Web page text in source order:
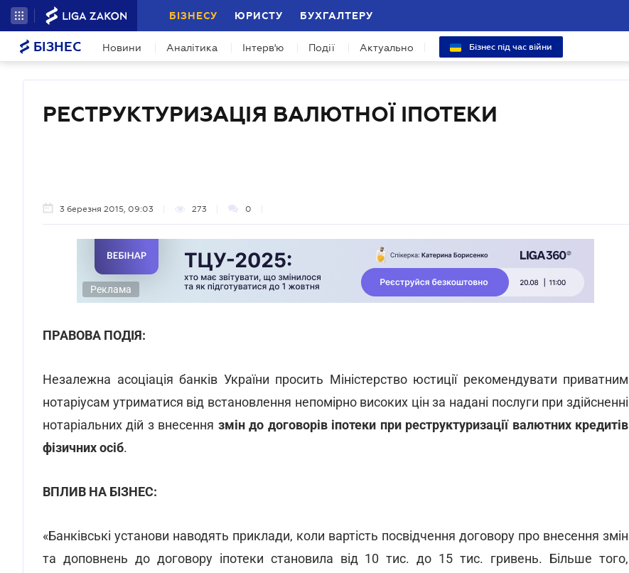
БІЗНЕСУ ЮРИСТУ БУХГАЛТЕРУ
БІЗНЕС Новини Аналітика Інтерв'ю Події Актуально Бізнес під час війни
РЕСТРУКТУРИЗАЦІЯ ВАЛЮТНОЇ ІПОТЕКИ
3 березня 2015, 09:03 273 0
Реклама
ПРАВОВА ПОДІЯ:
Незалежна асоціація банків України просить Міністерство юстиції рекомендувати приватним
нотаріусам утриматися від встановлення непомірно високих цін за надані послуги при здійсненні
нотаріальних дій з внесення змін до договорів іпотеки при реструктуризації валютних кредитів
фізичних осіб.
ВПЛИВ НА БІЗНЕС:
«Банківські установи наводять приклади, коли вартість посвідчення договору про внесення змін
та доповнень до договору іпотеки становила від 10 тис. до 15 тис. гривень. Більше того,